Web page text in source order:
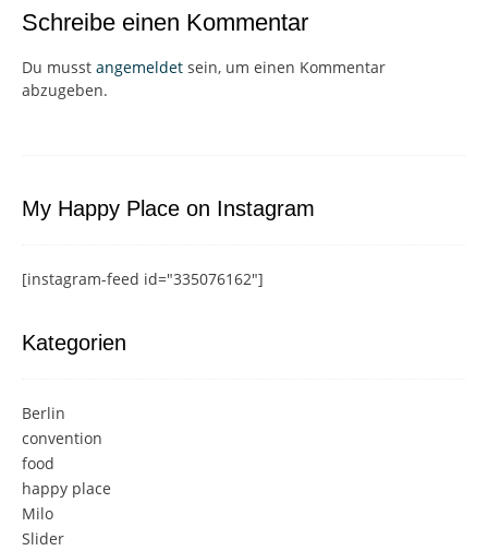
Schreibe einen Kommentar
Du musst angemeldet sein, um einen Kommentar
abzugeben.
My Happy Place on Instagram
[instagram-feed id="335076162"]
Kategorien
Berlin
convention
food
happy place
Milo
Slider